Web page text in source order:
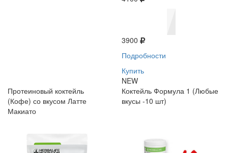
3900
Подробности
Купить
NEW
Протеиновый коктейль
(Кофе) со вкусом Латте
Макиато
Коктейль Формула 1 (Любые
вкусы -10 шт)